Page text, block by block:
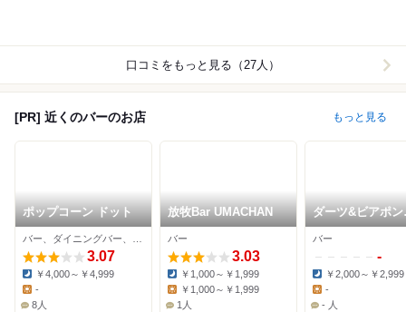
口コミをもっと見る（27人）
[PR] 近くのバーのお店 もっと見る
ポップコーン ドット
3.07
Dinner:
￥4,000～￥4,999
Lunch:
-
8人
放牧Bar UMACHAN
バー
3.03
Dinner:
￥1,000～￥1,999
Lunch:
￥1,000～￥1,999
1人
ダーツ&ビアポン
BASE1 新宿店
バー
-
Dinner:
￥2,000～￥2,999
Lunch:
-
- 人